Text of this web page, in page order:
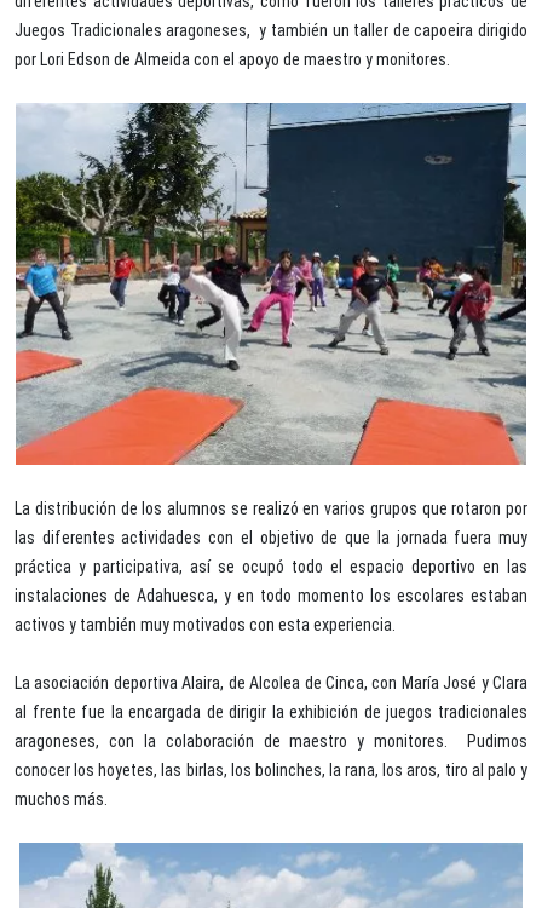
Juegos Tradicionales aragoneses, y también un taller de capoeira dirigido
por Lori Edson de Almeida con el apoyo de maestro y monitores.
La distribución de los alumnos se realizó en varios grupos que rotaron por
las diferentes actividades con el objetivo de que la jornada fuera muy
práctica y participativa, así se ocupó todo el espacio deportivo en las
instalaciones de Adahuesca, y en todo momento los escolares estaban
activos y también muy motivados con esta experiencia.
La asociación deportiva Alaira, de Alcolea de Cinca, con María José y Clara
al frente fue la encargada de dirigir la exhibición de juegos tradicionales
aragoneses, con la colaboración de maestro y monitores. Pudimos
conocer los hoyetes, las birlas, los bolinches, la rana, los aros, tiro al palo y
muchos más.